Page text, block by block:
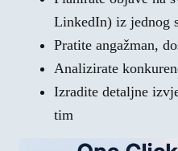
LinkedIn) iz jednog
Pratite angažman,
Analizirate
Izradite detaljne
tim